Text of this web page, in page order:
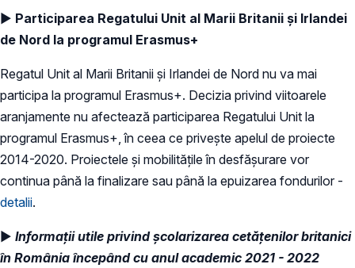
► Participarea Regatului Unit al Marii Britanii și Irlandei
de Nord la programul Erasmus+
Regatul Unit al Marii Britanii și Irlandei de Nord nu va mai
participa la programul Erasmus+. Decizia privind viitoarele
aranjamente nu afectează participarea Regatului Unit la
programul Erasmus+, în ceea ce privește apelul de proiecte
2014-2020. Proiectele și mobilitățile în desfășurare vor
continua până la finalizare sau până la epuizarea fondurilor -
detalii.
► Informații utile privind școlarizarea cetățenilor britanici
în România începând cu anul academic 2021 - 2022